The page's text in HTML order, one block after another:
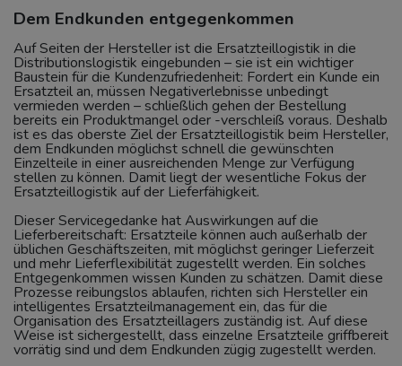
Dem Endkunden entgegenkommen
Auf Seiten der Hersteller ist die Ersatzteillogistik in die
Distributionslogistik eingebunden – sie ist ein wichtiger
Baustein für die Kundenzufriedenheit: Fordert ein Kunde ein
Ersatzteil an, müssen Negativerlebnisse unbedingt
vermieden werden – schließlich gehen der Bestellung
bereits ein Produktmangel oder -verschleiß voraus. Deshalb
ist es das oberste Ziel der Ersatzteillogistik beim Hersteller,
dem Endkunden möglichst schnell die gewünschten
Einzelteile in einer ausreichenden Menge zur Verfügung
stellen zu können. Damit liegt der wesentliche Fokus der
Ersatzteillogistik auf der Lieferfähigkeit.
Dieser Servicegedanke hat Auswirkungen auf die
Lieferbereitschaft: Ersatzteile können auch außerhalb der
üblichen Geschäftszeiten, mit möglichst geringer Lieferzeit
und mehr Lieferflexibilität zugestellt werden. Ein solches
Entgegenkommen wissen Kunden zu schätzen. Damit diese
Prozesse reibungslos ablaufen, richten sich Hersteller ein
intelligentes Ersatzteilmanagement ein, das für die
Organisation des Ersatzteillagers zuständig ist. Auf diese
Weise ist sichergestellt, dass einzelne Ersatzteile griffbereit
vorrätig sind und dem Endkunden zügig zugestellt werden.